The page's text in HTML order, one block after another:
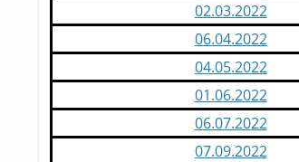
02.03.2022
06.04.2022
04.05.2022
01.06.2022
06.07.2022
07.09.2022